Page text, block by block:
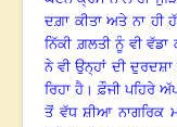
ਦਗ਼ਾ ਕੀਤਾ ਅਤੇ ਨਾ ਹੀ
ਨਿੱਕੀ ਗ਼ਲਤੀ ਨੂੰ ਵੀ
ਨੇ ਵੀ ਉਨ੍ਹਾਂ ਦੀ
ਰਿਹਾ ਹੈ ।ਫ਼ੌਜੀ ਪਹਿਰੇ
ਤੋਂ ਵੱਧ ਸ਼ੀਆ ਨਾਗਰਿਕ